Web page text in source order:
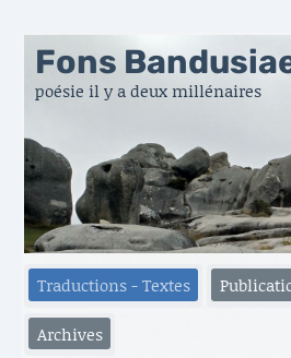
Fons
poésie il y a deux millénaires
Traductions - Textes
Archives